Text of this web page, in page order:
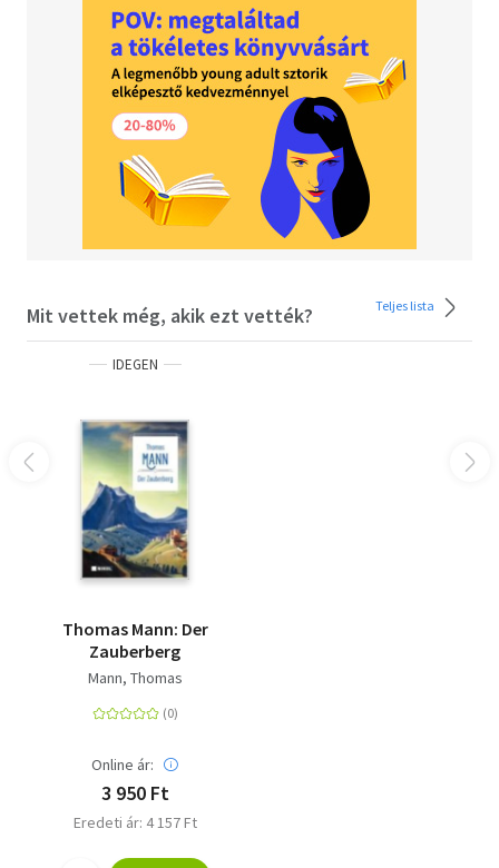
Mit vettek még, akik ezt vették? Teljes lista
IDEGEN
Thomas Mann: Der
Zauberberg
Mann, Thomas
Online ár:
3 950 Ft
Eredeti ár: 4 157 Ft